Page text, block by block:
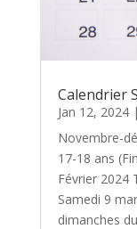
Calendrier
Jan 12, 2024|
Novembre-
17-18 ans
Février 2024
Samedi 9
dimanches